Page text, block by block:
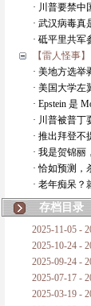
· 川普要禁中
· 武汉病毒真
· 砥平里共军
【雷人怪事】
· 美地方选举
· 美国大学左
· Epstein 是
· 川普被普丁
· 推出拜登不
· 我是贺锦丽
· 恰如预测，
· 老年痴呆？
存档目录
2025-11-05 -
2025-10-24 -
2025-09-24 -
2025-07-17 -
2025-03-19 -